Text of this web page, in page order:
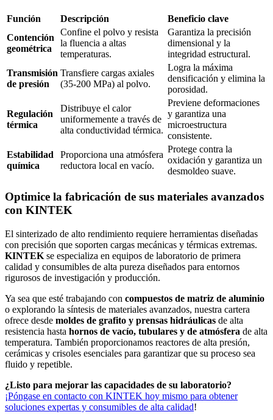
Función Descripción
Beneficio clave
Contención
geométrica
Confine el polvo y resista
la fluencia a altas
temperaturas.
Garantiza la precisión
dimensional y la
integridad estructural.
Transmisión
de presión
Transfiere cargas axiales
(35-200 MPa) al polvo.
Logra la máxima
densificación y elimina la
porosidad.
Regulación
térmica
Distribuye el calor
uniformemente a través de
alta conductividad térmica.
Previene deformaciones
y garantiza una
microestructura
consistente.
Estabilidad
química
Proporciona una atmósfera
reductora local en vacío.
Protege contra la
oxidación y garantiza un
desmoldeo suave.
Optimice la fabricación de sus materiales avanzados
con KINTEK
El sinterizado de alto rendimiento requiere herramientas diseñadas
con precisión que soporten cargas mecánicas y térmicas extremas.
KINTEK se especializa en equipos de laboratorio de primera
calidad y consumibles de alta pureza diseñados para entornos
rigurosos de investigación y producción.
Ya sea que esté trabajando con compuestos de matriz de aluminio
o explorando la síntesis de materiales avanzados, nuestra cartera
ofrece desde moldes de grafito y prensas hidráulicas de alta
resistencia hasta hornos de vacío, tubulares y de atmósfera de alta
temperatura. También proporcionamos reactores de alta presión,
cerámicas y crisoles esenciales para garantizar que su proceso sea
fluido y repetible.
¿Listo para mejorar las capacidades de su laboratorio?
¡Póngase en contacto con KINTEK hoy mismo para obtener
soluciones expertas y consumibles de alta calidad!